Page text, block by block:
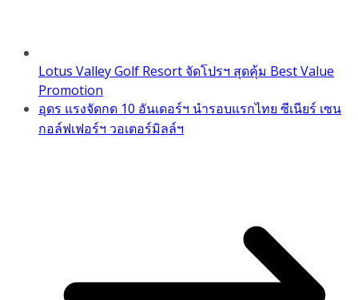
Lotus Valley Golf Resort จัดโปรฯ สุดคุ้ม Best Value
Promotion
อุดร แรงจัดกด 10 อันเดอร์ฯ นำรอบแรกไทย ซีเนียร์ เซน
กอล์ฟเฟอร์ฯ วอเตอร์มิลล์ฯ